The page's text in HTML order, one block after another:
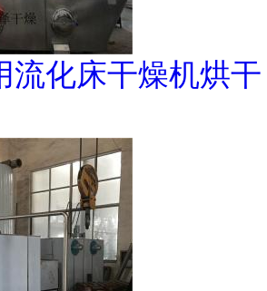
流化床干燥机烘干